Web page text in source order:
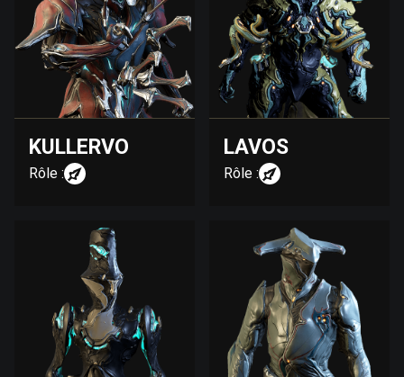
KULLERVO
Rôle :
LAVOS
Rôle :